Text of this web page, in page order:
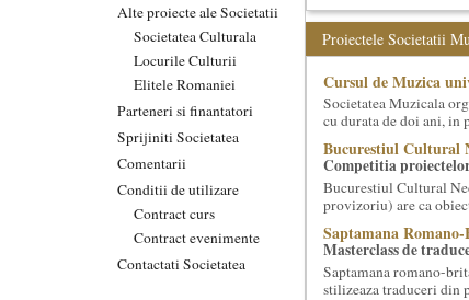
Alte proiecte ale Societatii
Societatea Culturala
Locurile Culturii
Elitele Romaniei
Parteneri si finantatori
Sprijiniti Societatea
Comentarii
Conditii de utilizare
Contract curs
Contract evenimente
Contactati Societatea
Proiectele Societatii
Cursul de Muzica
Societatea Muzicala
cu durata de doi ani, in
Bucurestiul Cultural
Competitia
Bucurestiul Cultural
provizoriu) are ca
Saptamana
Masterclass de
Saptamana romano-
stilizeaza traduceri din